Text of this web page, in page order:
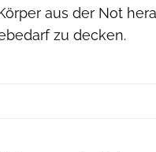
aus der Not
zu decken.